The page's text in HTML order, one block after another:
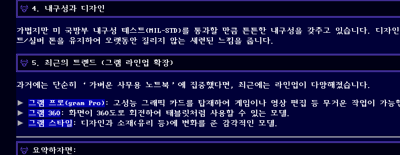
4. 내구성과 디자인
가볍지만 미 국방부 내구성 테스트(MIL-STD)를 통과할 만큼 튼튼한 내구성을 갖추고 있습니다. 디자
트/실버 톤을 유지하여 오랫동안 질리지 않는 세련된 느낌을 줍니다.
5. 최근의 트렌드 (그램 라인업 확장)
과거에는 단순히 ‘가벼운 사무용 노트북’에 집중했다면, 최근에는 라인업이 다양해졌습니다.
그램 프로(gram Pro) : 고성능 그래픽 카드를 탑재하여 게임이나 영상 편집 등 무거운 작업이 가능
그램 360 : 화면이 360도로 회전하여 태블릿처럼 사용할 수 있는 모델.
그램 스타일 : 디자인과 소재(유리 등)에 변화를 준 감각적인 모델.
요약하자면: